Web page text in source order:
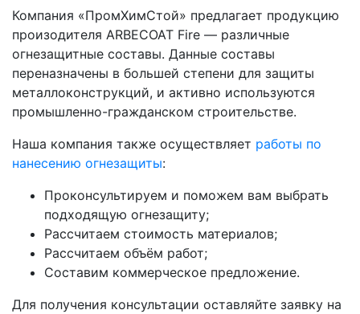
Компания «ПромХимСтой» предлагает продукцию
произодителя ARBECOAT Fire — различные
огнезащитные составы. Данные составы
переназначены в большей степени для защиты
металлоконструкций, и активно используются
промышленно-гражданском строительстве.
Наша компания также осуществляет работы по
нанесению огнезащиты:
Проконсультируем и поможем вам выбрать
подходящую огнезащиту;
Рассчитаем стоимость материалов;
Рассчитаем объём работ;
Составим коммерческое предложение.
Для получения консультации оставляйте заявку на